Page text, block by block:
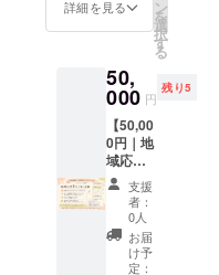
ページ
にお名
ていた
だきま
す。 ※
掲載を
ご希望
の方
は、備
考欄に
掲載予
定のお
名前を
て、地
践的な
学びを
しま
す。 ■
開催日
時 7月
16日
（木）
20:00〜
21:00
じた地
ていた
だける
特別な
時間を
お届け
しま
す。 ※
ライブ
の日程
につき
まして
は、プ
をお送
りしま
らに、
企業や
施設へ
出張音
楽ミニ
コン
サート
をお届
けしま
す。 音
楽を通
じて、
詳細を見る ン
を
選
択
す
る
50,
000 円
残り5
【50,00
0円｜地
域応援
パート
ナー
コース
（カレ
ンダー
ロゴ掲
支援
者：
0人
お届
け予
定：